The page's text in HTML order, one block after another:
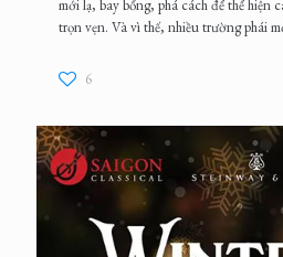
mới lạ, bay bổng, phá cách để thể hiện
trọn vẹn. Và vì thế, nhiều trường phái
6